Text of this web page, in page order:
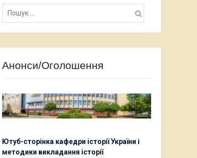
Пошук:
Анонси/Оголошення
Ютуб-сторінка кафедри історії України і
методики викладання історії